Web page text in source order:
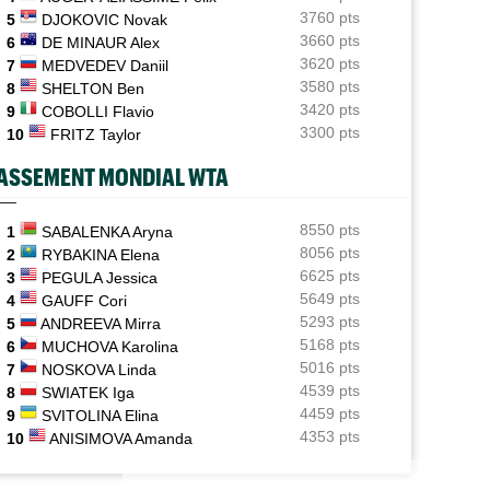
Holger Rune espéré à Cincinnati, mais sa mère sème le
doute...
05/08
US Open (Q)
Bonzi proche du tableau, Gea, Draper et Wawrinka en
qualifs
Sept Françaises engagées en qualifs, Kristina
Mladenovic protégée
05/08
US Open
Emma Raducanu doit digérer un nouveau forfait,
encore un coup dur
5
DJOKOVIC Novak
3760 pts
6
DE MINAUR Alex
3660 pts
7
MEDVEDEV Daniil
3620 pts
8
SHELTON Ben
3580 pts
9
COBOLLI Flavio
3420 pts
10
FRITZ Taylor 3300 pts
MONDIAL WTA
1 SABALENKA Aryna
8550 pts
2
RYBAKINA Elena
8056 pts
3
PEGULA Jessica
6625 pts
4
GAUFF Cori
5649 pts
5
ANDREEVA Mirra
5293 pts
6
MUCHOVA Karolina
5168 pts
7
NOSKOVA Linda
5016 pts
8
SWIATEK Iga
4539 pts
9
SVITOLINA Elina
4459 pts
10
ANISIMOVA Amanda 4353 pts